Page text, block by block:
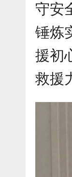
守安
锤炼
援初
救援